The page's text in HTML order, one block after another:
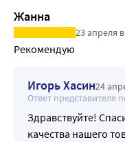
Жанна
23 апреля
Рекомендую
Игорь Хасин24
Ответ представителя
Здравствуйте!
качества нашего